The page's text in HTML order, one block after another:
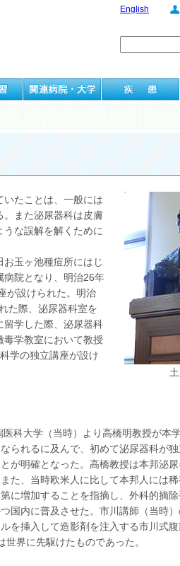
English
たことは、一般には
また泌尿器科は皮膚
な誤解を解くために
玉ヶ池種痘所にはじ
病院となり、明治26年
が設けられた。明治
た際、泌尿器科室を
留学した際、泌尿器科
毒学教室において教授
学の独立講座が設け
科大学（当時）より高橋明教授が本
られるに及んで、初めて泌尿器科が
が明確となった。高橋教授は本邦泌
た、当時欧米人に比して本邦人には
に増加することを指摘し、外科的摘
国内に普及させた。市川講師（当時
を挿入して造影剤を注入する市川式
世界に先駆けたものであった。